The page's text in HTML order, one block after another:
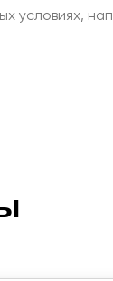
условиях,